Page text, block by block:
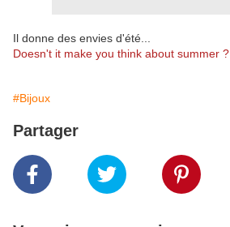
Il donne des envies d'été...
Doesn't it make you think about summer ?
#Bijoux
Partager